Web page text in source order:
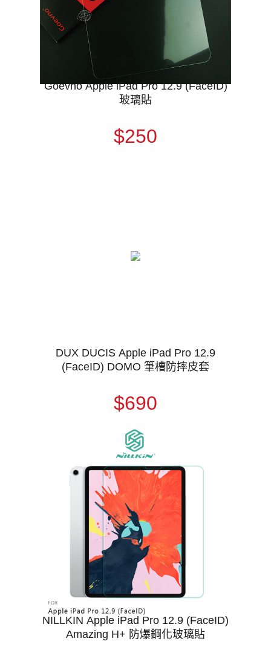
Goevno Apple iPad Pro 12.9 (FaceID)
玻璃貼
$250
DUX DUCIS Apple iPad Pro 12.9
(FaceID) DOMO 筆槽防摔皮套
$690
NILLKIN Apple iPad Pro 12.9 (FaceID)
Amazing H+ 防爆鋼化玻璃貼